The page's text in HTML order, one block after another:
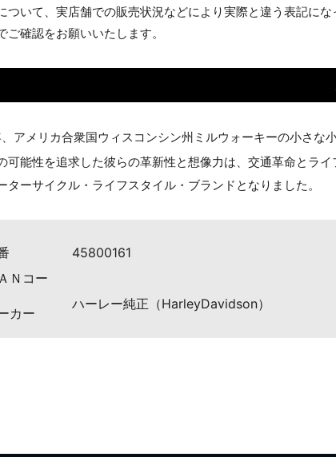
ついて、実店舗での販売状況などにより実際と違う表記に
ご確認をお願いいたします。
アメリカ合衆国ウィスコンシン州ミルウォーキーの小さな
可能性を追求した彼らの革新性と想像力は、交通革命とライ
ターサイクル・ライフスタイル・ブランドとなりました。
45800161
Ｎコー
カー
ハーレー純正（HarleyDavidson）